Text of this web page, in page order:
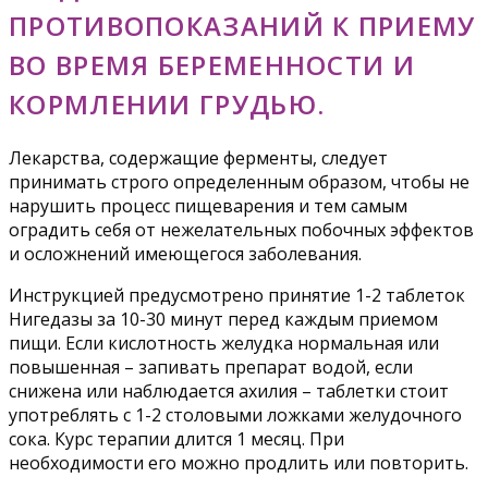
ПРОТИВОПОКАЗАНИЙ К ПРИЕМУ
ВО ВРЕМЯ БЕРЕМЕННОСТИ И
КОРМЛЕНИИ ГРУДЬЮ.
Лекарства, содержащие ферменты, следует
принимать строго определенным образом, чтобы не
нарушить процесс пищеварения и тем самым
оградить себя от нежелательных побочных эффектов
и осложнений имеющегося заболевания.
Инструкцией предусмотрено принятие 1-2 таблеток
Нигедазы за 10-30 минут перед каждым приемом
пищи. Если кислотность желудка нормальная или
повышенная – запивать препарат водой, если
снижена или наблюдается ахилия – таблетки стоит
употреблять с 1-2 столовыми ложками желудочного
сока. Курс терапии длится 1 месяц. При
необходимости его можно продлить или повторить.